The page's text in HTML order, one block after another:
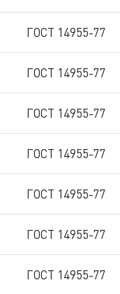
ГОСТ 14955-77
ГОСТ 14955-77
ГОСТ 14955-77
ГОСТ 14955-77
ГОСТ 14955-77
ГОСТ 14955-77
ГОСТ 14955-77